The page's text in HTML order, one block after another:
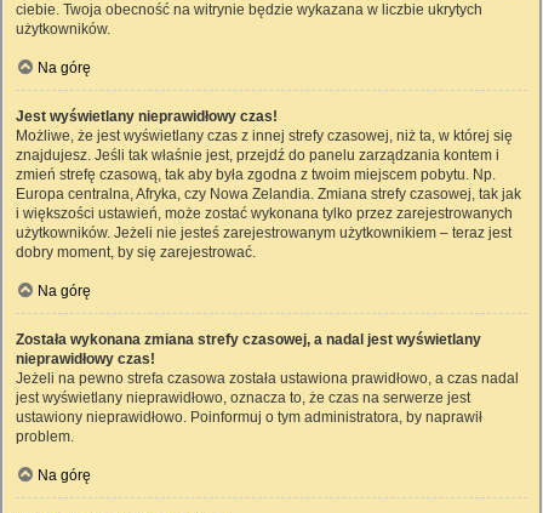
ciebie. Twoja obecność na witrynie będzie wykazana w liczbie ukrytych
użytkowników.
Na górę
Jest wyświetlany nieprawidłowy czas!
Możliwe, że jest wyświetlany czas z innej strefy czasowej, niż ta, w której się
znajdujesz. Jeśli tak właśnie jest, przejdź do panelu zarządzania kontem i
zmień strefę czasową, tak aby była zgodna z twoim miejscem pobytu. Np.
Europa centralna, Afryka, czy Nowa Zelandia. Zmiana strefy czasowej, tak jak
i większości ustawień, może zostać wykonana tylko przez zarejestrowanych
użytkowników. Jeżeli nie jesteś zarejestrowanym użytkownikiem – teraz jest
dobry moment, by się zarejestrować.
Na górę
Została wykonana zmiana strefy czasowej, a nadal jest wyświetlany
nieprawidłowy czas!
Jeżeli na pewno strefa czasowa została ustawiona prawidłowo, a czas nadal
jest wyświetlany nieprawidłowo, oznacza to, że czas na serwerze jest
ustawiony nieprawidłowo. Poinformuj o tym administratora, by naprawił
problem.
Na górę